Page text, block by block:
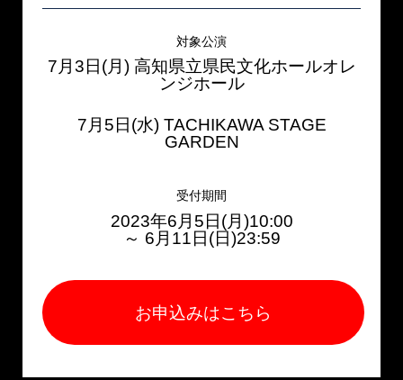
対象公演
7月3日(月) 高知県立県民文化ホールオレ
ンジホール
7月5日(水) TACHIKAWA STAGE
GARDEN
受付期間
2023年6月5日(月)10:00
～ 6月11日(日)23:59
お申込みはこちら